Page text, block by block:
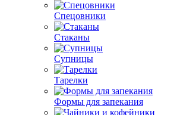
Спецовники
Стаканы
Супницы
Тарелки
Формы для запекания